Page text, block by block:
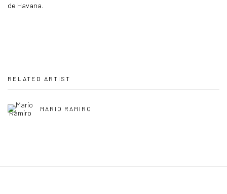
de Havana.
RELATED ARTIST
MARIO RAMIRO